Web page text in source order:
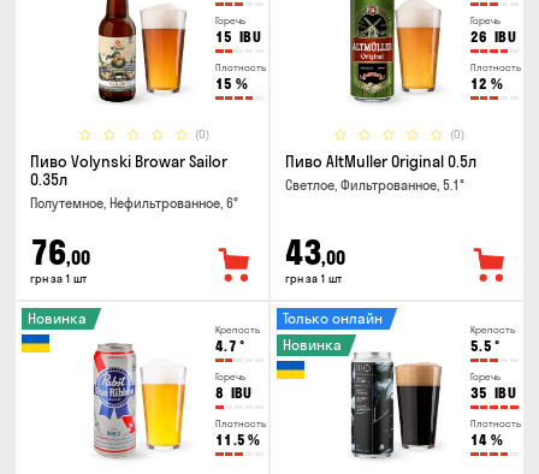
Горечь
15 IBU
Плотность
15 %
(0)
Пиво Volynski Browar Sailor
0.35л
Полутемное, Нефильтрованное, 6°
76,00
грн за 1 шт
Горечь
26 IBU
Плотность
12 %
(0)
Пиво AltMuller Original 0.5л
Светлое, Фильтрованное, 5.1°
43,00
грн за 1 шт
Крепость
4.7 °
Горечь
8 IBU
Плотность
11.5 %
Новинка
Крепость
5.5 °
Горечь
35 IBU
Плотность
14 %
Только онлайн
Новинка